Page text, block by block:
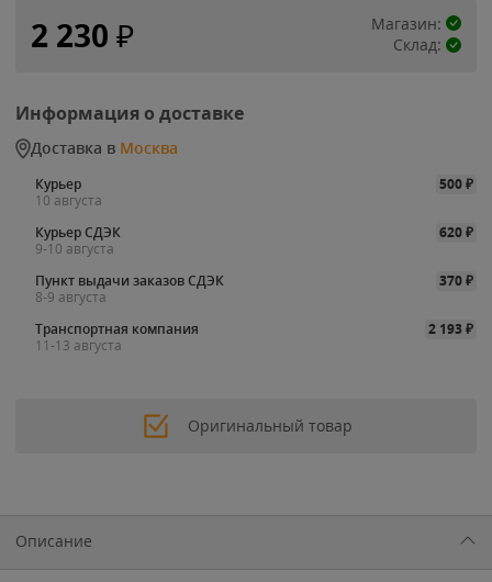
2 230 ₽
Магазин:
Склад:
Информация о доставке
Доставка в Москва
Курьер 500₽
10 августа
Курьер СДЭК
620₽
9-10 августа
Пункт выдачи заказов СДЭК
370₽
8-9 августа
Транспортная компания
2 193₽
11-13 августа
Оригинальный товар
Описание